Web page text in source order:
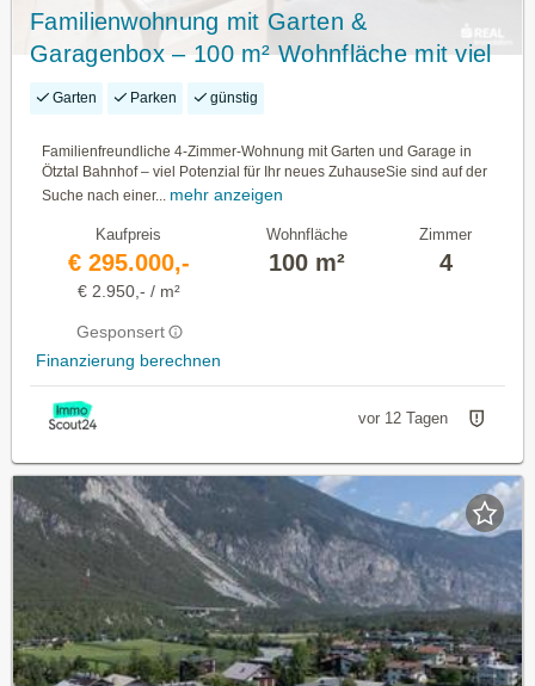
Familienwohnung mit Garten &
Garagenbox – 100 m² Wohnfläche mit viel
Gestaltungspotenzial
Garten Parken günstig
Familienfreundliche 4-Zimmer-Wohnung mit Garten und Garage in
Ötztal Bahnhof – viel Potenzial für Ihr neues ZuhauseSie sind auf der
Suche nach einer... mehr anzeigen
Kaufpreis
€ 295.000,-
€ 2.950,- / m²
Gesponsert
Finanzierung berechnen
Wohnfläche
100 m²
Zimmer
4
vor 12 Tagen